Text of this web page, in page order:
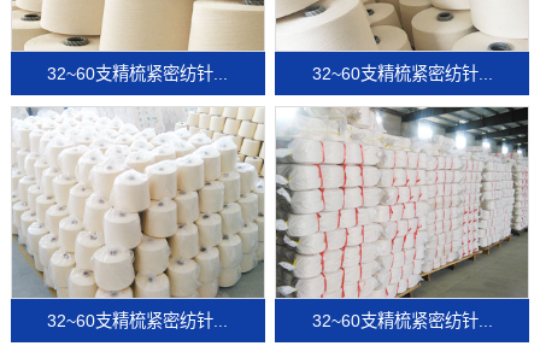
32~60支精梳紧密纺针... 32~60支精梳紧密纺针...
32~60支精梳紧密纺针... 32~60支精梳紧密纺针...